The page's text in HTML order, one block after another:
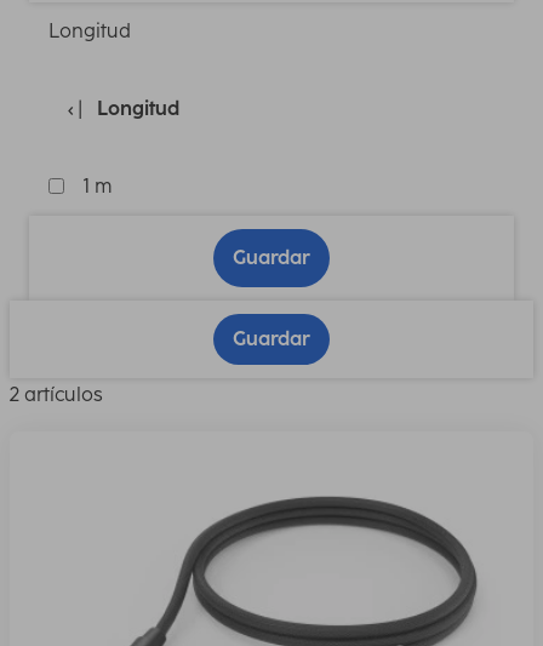
Longitud
Longitud
1 m
Guardar
Guardar
2 artículos